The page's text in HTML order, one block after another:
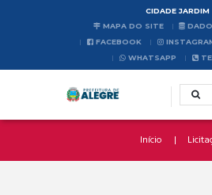
CIDADE JARDIM
MAPA DO SITE
FACEBOOK
WHATSAPP
Início